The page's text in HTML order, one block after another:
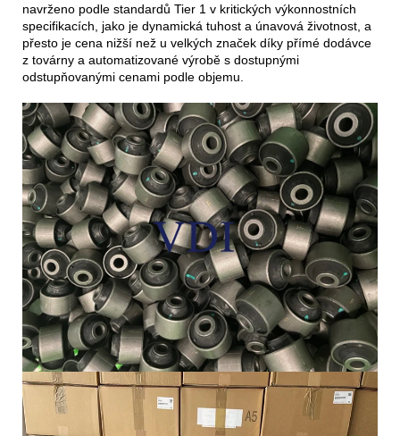
navrženo podle standardů Tier 1 v kritických výkonnostních
specifikacích, jako je dynamická tuhost a únavová životnost, a
přesto je cena nižší než u velkých značek díky přímé dodávce
z továrny a automatizované výrobě s dostupnými
odstupňovanými cenami podle objemu.